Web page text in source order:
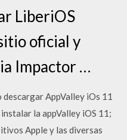
LiberiOS
oficial y
Impactor …
AppValley iOs 11
la appValley iOS 11;
Apple y las diversas